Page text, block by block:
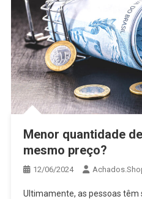
Menor quantidade
mesmo preço?
12/06/2024
Ultimamente, as pessoas têm